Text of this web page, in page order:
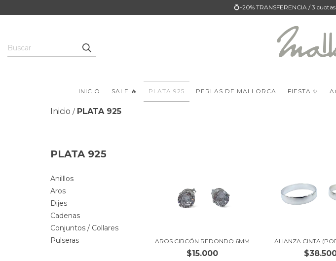
💍-20% TRANSFERENCIA / 3
INICIO SALE 🔥 PLATA 925 PERLAS DE MALLORCA FIESTA ✨
Inicio / PLATA 925
PLATA 925
Anilllos
Aros
Dijes
Cadenas
Conjuntos / Collares
Pulseras
AROS CIRCÓN REDONDO 6MM
$15.000
ALIANZA CINTA